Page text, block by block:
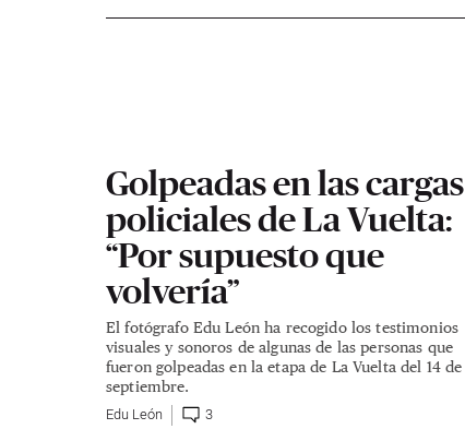
Golpeadas en las cargas
policiales de La Vuelta:
“Por supuesto que
volvería”
El fotógrafo Edu León ha recogido los testimonios
visuales y sonoros de algunas de las personas que
fueron golpeadas en la etapa de La Vuelta del 14 de
septiembre.
Edu León 3